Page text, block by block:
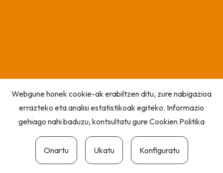
Webgune honek cookie-ak erabiltzen ditu, zure nabigazioa
errazteko eta analisi estatistikoak egiteko. Informazio
gehiago nahi baduzu, kontsultatu gureCookien Politika
Onartu Ukatu Konfiguratu